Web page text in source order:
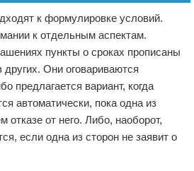
к формулировке условий.
к отдельным аспектам.
пункты о сроках прописаны
Они оговариваются
предлагается вариант, когда
автоматически, пока одна из
отказе от него. Либо, наоборот,
если одна из сторон не заявит о